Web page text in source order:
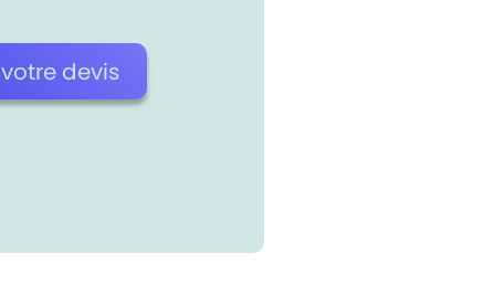
devis